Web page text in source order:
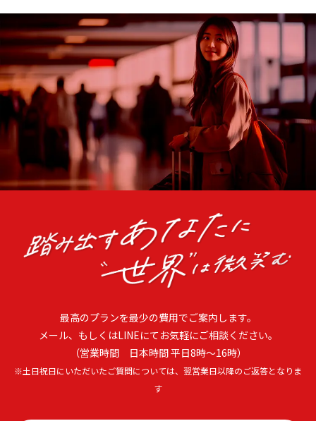
最高のプランを最少の費用でご案内します。
メール、もしくはLINEにてお気軽にご相談ください。
（営業時間 日本時間 平日8時〜16時）
※土日祝日にいただいたご質問については、翌営業日以降のご返答となりま
す